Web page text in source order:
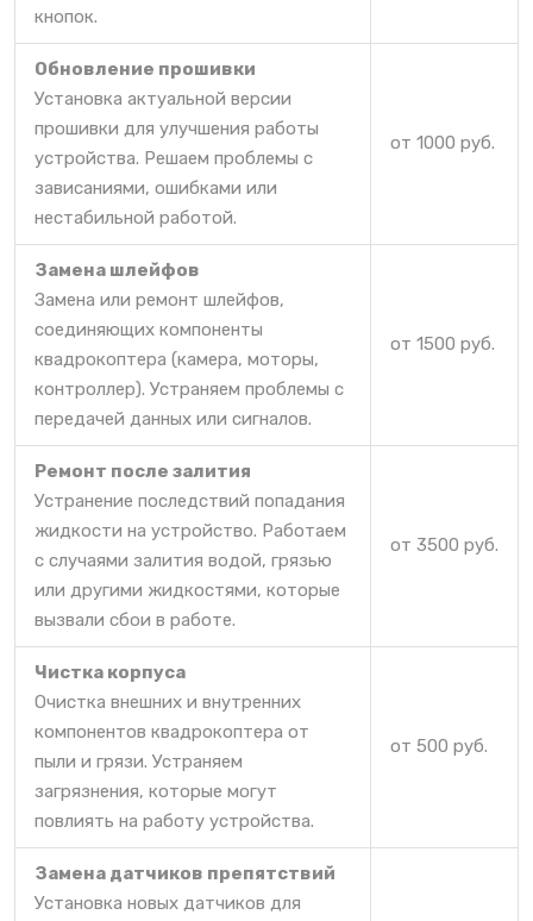
кнопок.
Обновление прошивки
Установка актуальной версии
прошивки для улучшения работы
устройства. Решаем проблемы с
зависаниями, ошибками или
нестабильной работой.
от 1000 руб.
Замена шлейфов
Замена или ремонт шлейфов,
соединяющих компоненты
квадрокоптера (камера, моторы,
контроллер). Устраняем проблемы с
передачей данных или сигналов.
от 1500 руб.
Ремонт после залития
Устранение последствий попадания
жидкости на устройство. Работаем
с случаями залития водой, грязью
или другими жидкостями, которые
вызвали сбои в работе.
от 3500 руб.
Чистка корпуса
Очистка внешних и внутренних
компонентов квадрокоптера от
пыли и грязи. Устраняем
загрязнения, которые могут
повлиять на работу устройства.
от 500 руб.
Замена датчиков препятствий
Установка новых датчиков для